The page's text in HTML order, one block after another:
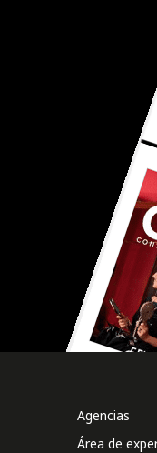
Agencias
Área de